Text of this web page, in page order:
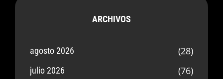
ARCHIVOS
agosto 2026 (28)
julio 2026 (76)